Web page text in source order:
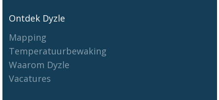
Ontdek Dyzle
Mapping
Temperatuurbewaking
Waarom Dyzle
Vacatures